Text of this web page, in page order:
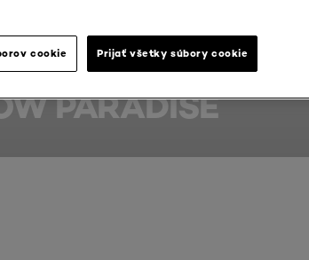
PARADISE
cookie Prijať všetky súbory cookie